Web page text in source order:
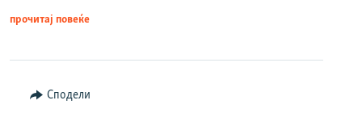
прочитај повеќе
Сподели